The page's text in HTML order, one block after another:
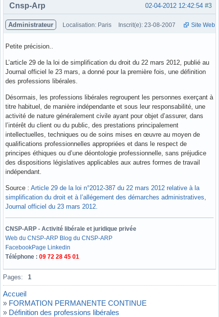
Hors ligne #3
02-04-2012 12:42:54
Cnsp-Arp
Administrateur Localisation: Paris Inscrit(e): 23-08-2007 Site Web
Petite précision..
L’article 29 de la loi de simplification du droit du 22 mars 2012, publié au
Journal officiel le 23 mars, a donné pour la première fois, une définition
des professions libérales.
Désormais, les professions libérales regroupent les personnes exerçant à
titre habituel, de manière indépendante et sous leur responsabilité, une
activité de nature généralement civile ayant pour objet d’assurer, dans
l’intérêt du client ou du public, des prestations principalement
intellectuelles, techniques ou de soins mises en œuvre au moyen de
qualifications professionnelles appropriées et dans le respect de
principes éthiques ou d’une déontologie professionnelle, sans préjudice
des dispositions législatives applicables aux autres formes de travail
indépendant.
Source : Article 29 de la loi n°2012-387 du 22 mars 2012 relative à la
simplification du droit et à l’allégement des démarches administratives,
Journal officiel du 23 mars 2012.
CNSP-ARP - Activité libérale et juridique privée
Web du CNSP-ARP Blog du CNSP-ARP
FacebookPage Linkedin
Téléphone : 09 72 28 45 01
Hors ligne
Pages: 1
Accueil
» FORMATION PERMANENTE CONTINUE
» Définition des professions libérales